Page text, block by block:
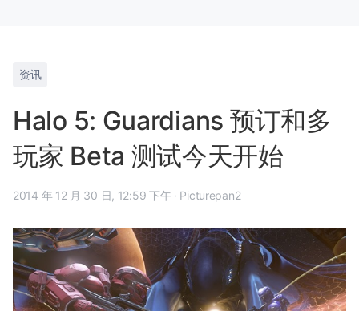
资讯
Halo 5: Guardians 预订和多
玩家 Beta 测试今天开始
2014 年 12 月 30 日, 12:59 下午 · Picturepan2